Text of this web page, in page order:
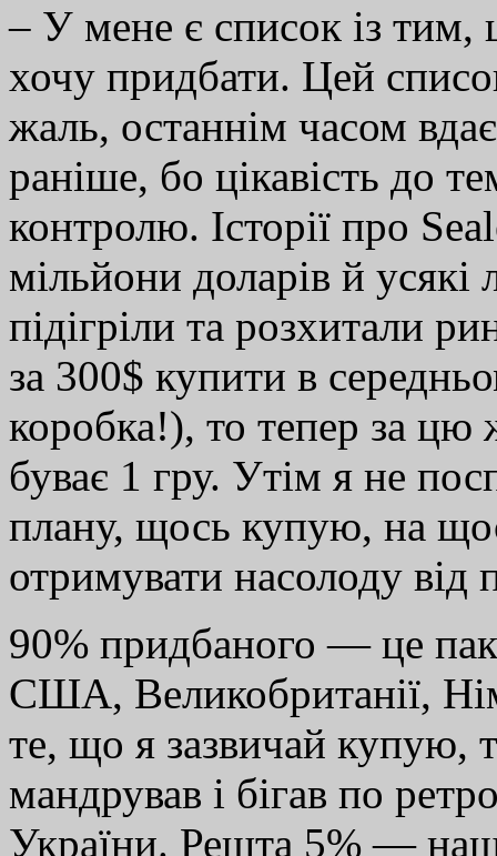
– У мене є список із
хочу придбати. Цей
жаль, останнім часом
раніше, бо цікавість до
контролю. Історії про
мільйони доларів й усякі
підігріли та розхитали
за 300$ купити в
коробка!), то тепер за
буває 1 гру. Утім я не
плану, щось купую, на
отримувати насолоду від
90% придбаного — це
США, Великобританії,
те, що я зазвичай купую,
мандрував і бігав по
України. Решта 5% —